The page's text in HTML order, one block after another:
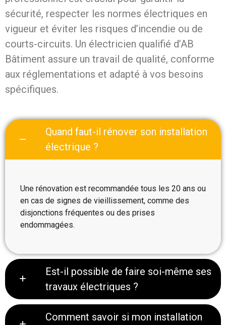
sécurité, respecter les normes électriques en
vigueur et éviter les risques d’incendie ou de
courts-circuits. Un électricien qualifié d’AB
Bâtiment assure un travail de qualité, conforme
aux réglementations et adapté à vos besoins
spécifiques.
Quand faut-il rénover son installation
électrique ?
Une rénovation est recommandée tous les 20 ans ou
en cas de signes de vieillissement, comme des
disjonctions fréquentes ou des prises
endommagées.
Est-il possible de faire soi-même ses
travaux électriques ?
Comment savoir si mon installation